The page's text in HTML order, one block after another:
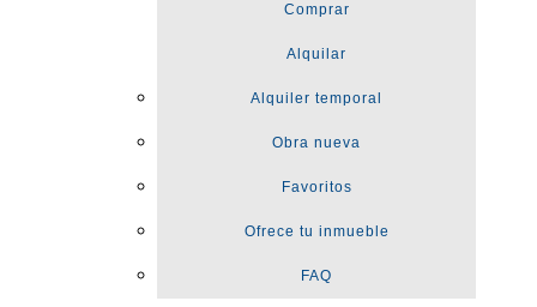
Comprar
Alquilar
Alquiler temporal
Obra nueva
Favoritos
Ofrece tu inmueble
FAQ